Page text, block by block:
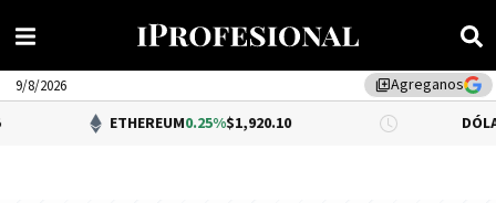
library_addAgreganos
9/8/2026
ETHEREUM0.25%$1,920.10 DÓLAR BNA